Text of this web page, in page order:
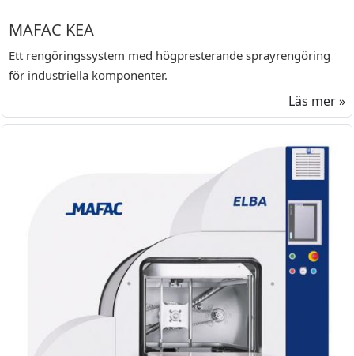
MAFAC KEA
Ett rengöringssystem med högpresterande sprayrengöring
för industriella komponenter.
Läs mer »